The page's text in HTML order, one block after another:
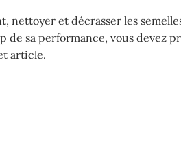
nettoyer et décrasser les
de sa performance, vous devez
article.